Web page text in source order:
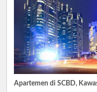
Apartemen di SCBD,